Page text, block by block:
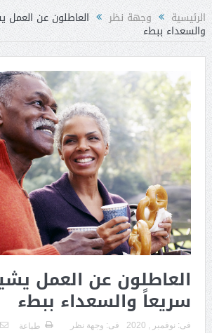
الرئيسية وجهة نظر العاطلون عن العمل
والسعداء ببطء
العاطلون عن العمل
سريعاً والسعداء ببطء
فى: نوفمبر , 2020 فى: وجهة نظر طباعة